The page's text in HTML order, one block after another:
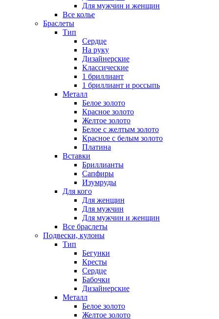
Для мужчин и женщин
Все колье
Браслеты
Тип
Сердце
На руку
Дизайнерские
Классические
1 бриллиант
1 бриллиант и россыпь
Металл
Белое золото
Красное золото
Желтое золото
Белое с желтым золото
Красное с белым золото
Платина
Вставки
Бриллианты
Сапфиры
Изумруды
Для кого
Для женщин
Для мужчин
Для мужчин и женщин
Все браслеты
Подвески, кулоны
Тип
Бегунки
Кресты
Сердце
Бабочки
Дизайнерские
Металл
Белое золото
Желтое золото